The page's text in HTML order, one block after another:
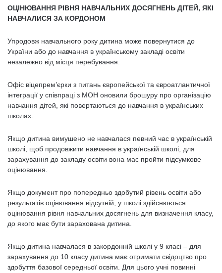
ОЦІНЮВАННЯ РІВНЯ НАВЧАЛЬНИХ ДОСЯГНЕНЬ ДІТЕЙ, ЯКІ
НАВЧАЛИСЯ ЗА КОРДОНОМ
Упродовж навчального року дитина може повернутися до
України або до навчання в українському закладі освіти
незалежно від місця перебування.
Офіс віцепрем’єрки з питань європейської та євроатлантичної
інтеграції у співпраці з МОН оновили брошуру про організацію
навчання дітей, які повертаються до навчання в українських
школах.
Якщо дитина вимушено не навчалася певний час в українській
школі, щоб продовжити навчання в українській школі, для
зарахування до закладу освіти вона має пройти підсумкове
оцінювання.
Якщо документ про попередньо здобутий рівень освіти або
результатів оцінювання відсутній, у школі здійснюється
оцінювання рівня навчальних досягнень для визначення класу,
до якого має бути зарахована дитина.
Якщо дитина навчалася в закордонній школі у 9 класі – для
зарахування до 10 класу дитина має отримати свідоцтво про
здобуття базової середньої освіти. Для цього учні повинні